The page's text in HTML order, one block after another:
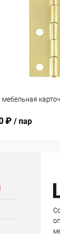
мебельная
₽ / пар